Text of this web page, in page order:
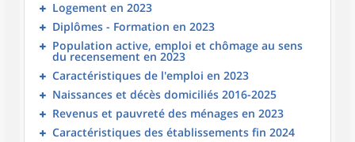
Logement en 2023
Diplômes - Formation en 2023
Population active, emploi et chômage au sens
du recensement en 2023
Caractéristiques de l'emploi en 2023
Naissances et décès domiciliés 2016-2025
Revenus et pauvreté des ménages en 2023
Caractéristiques des établissements fin 2024